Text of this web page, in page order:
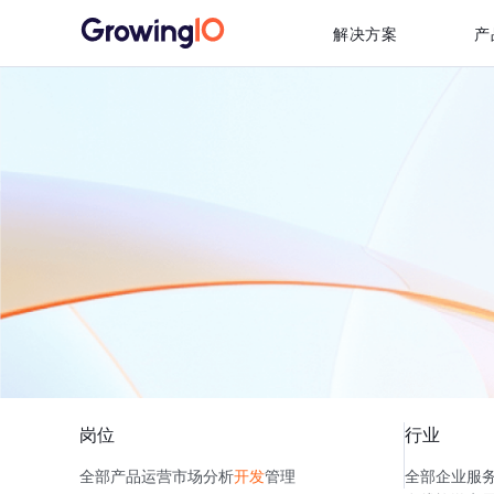
解决方案 产
岗位
全部产品运营市场分析开发管理
行业
全部企业服